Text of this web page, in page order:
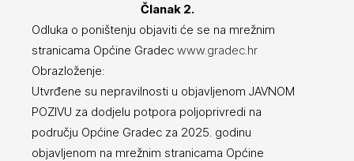
Članak 2.
Odluka o poništenju objaviti će se na mrežnim
stranicama Općine Gradec www.gradec.hr
Obrazloženje:
Utvrđene su nepravilnosti u objavljenom JAVNOM
POZIVU za dodjelu potpora poljoprivredi na
području Općine Gradec za 2025. godinu
objavljenom na mrežnim stranicama Općine